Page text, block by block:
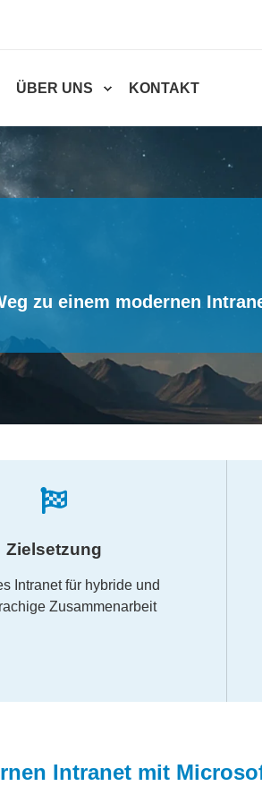
ÜBER UNS KONTAKT
zu einem modernen
Zielsetzung
Intranet für hybride und
Zusammenarbeit
Intranet mit